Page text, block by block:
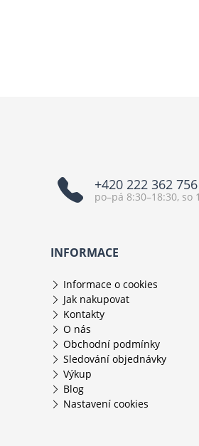
+420 222 362 756
po–pá 8:30–18:30, so
INFORMACE
Informace o cookies
Jak nakupovat
Kontakty
O nás
Obchodní podmínky
Sledování objednávky
Výkup
Blog
Nastavení cookies